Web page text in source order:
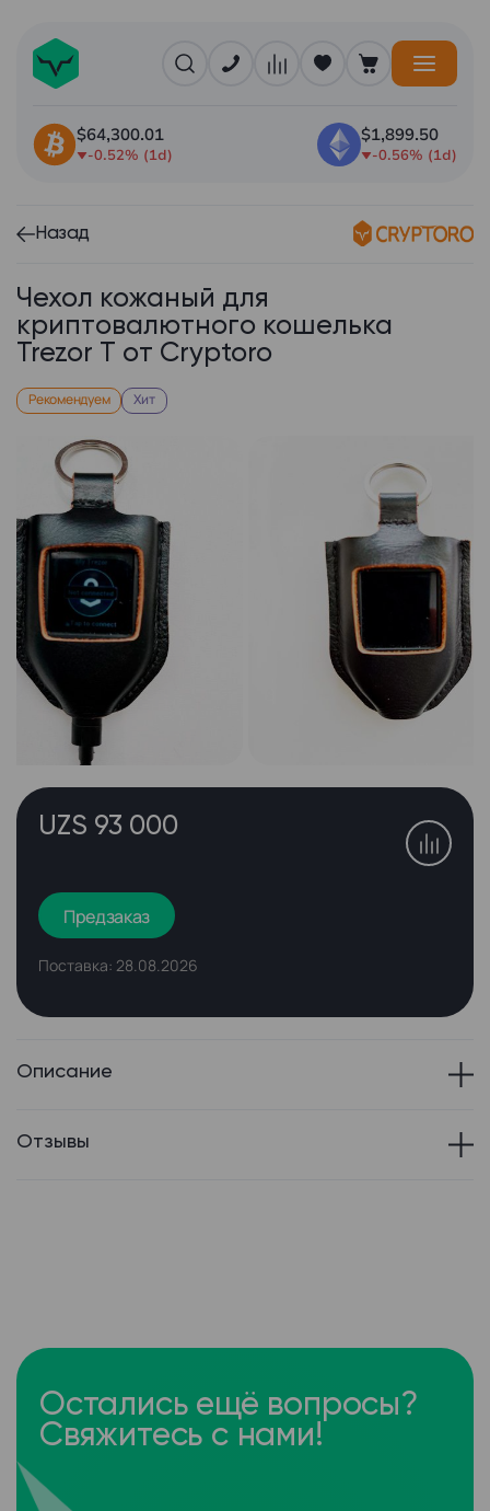
$64,300.01
-0.52% (1d)
$1,899.50
-0.56% (1d)
Назад
Чехол кожаный для
криптовалютного кошелька
Trezor T от Cryptoro
Рекомендуем Хит
Описание
Отзывы
UZS 93 000
Предзаказ
Поставка: 28.08.2026
Остались ещё вопросы?
Свяжитесь с нами!